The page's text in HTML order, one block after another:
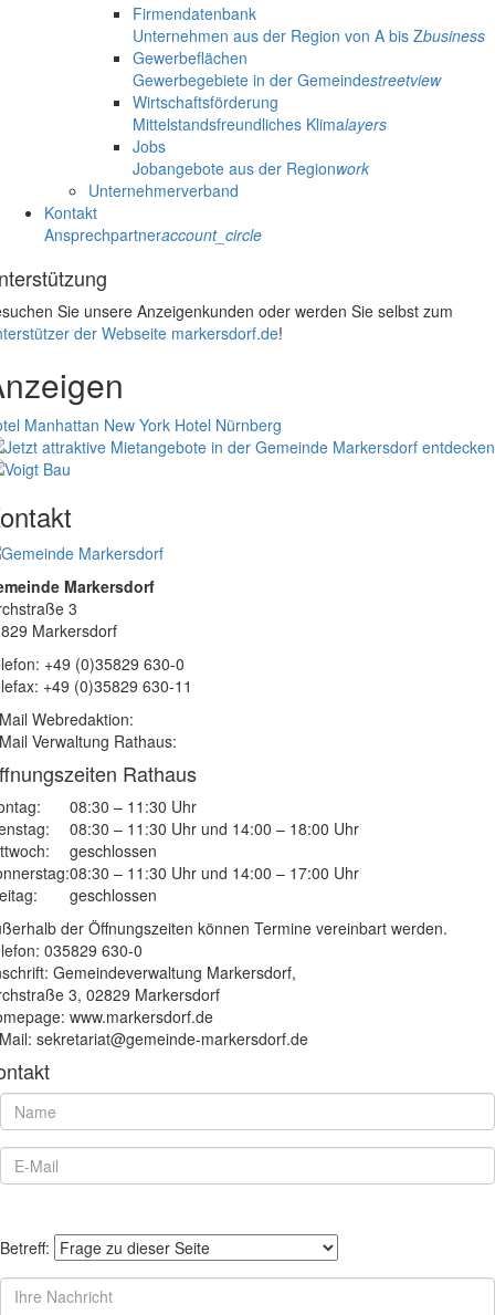
Firmendatenbank
Unternehmen aus der Region von A bis Zbusiness
Gewerbeflächen
Gewerbegebiete in der Gemeindestreetview
Wirtschaftsförderung
Mittelstandsfreundliches Klimalayers
Jobs
Jobangebote aus der Regionwork
Unternehmerverband
Kontakt
Ansprechpartneraccount_circle
Sie unsere Anzeigenkunden oder werden Sie selbst zum
der Webseite markersdorf.de!
Manhattan New York Hotel Nürnberg
Markersdorf
3
Markersdorf
+49 (0)35829 630-0
+49 (0)35829 630-11
Webredaktion:
Verwaltung Rathaus:
Rathaus
08:30 – 11:30 Uhr
08:30 – 11:30 Uhr und 14:00 – 18:00 Uhr
geschlossen
08:30 – 11:30 Uhr und 14:00 – 17:00 Uhr
geschlossen
der Öffnungszeiten können Termine vereinbart werden.
035829 630-0
Gemeindeverwaltung Markersdorf,
3, 02829 Markersdorf
www.markersdorf.de
sekretariat@gemeinde-markersdorf.de
Betreff: